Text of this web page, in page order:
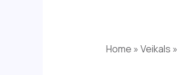
Home » Veikals »